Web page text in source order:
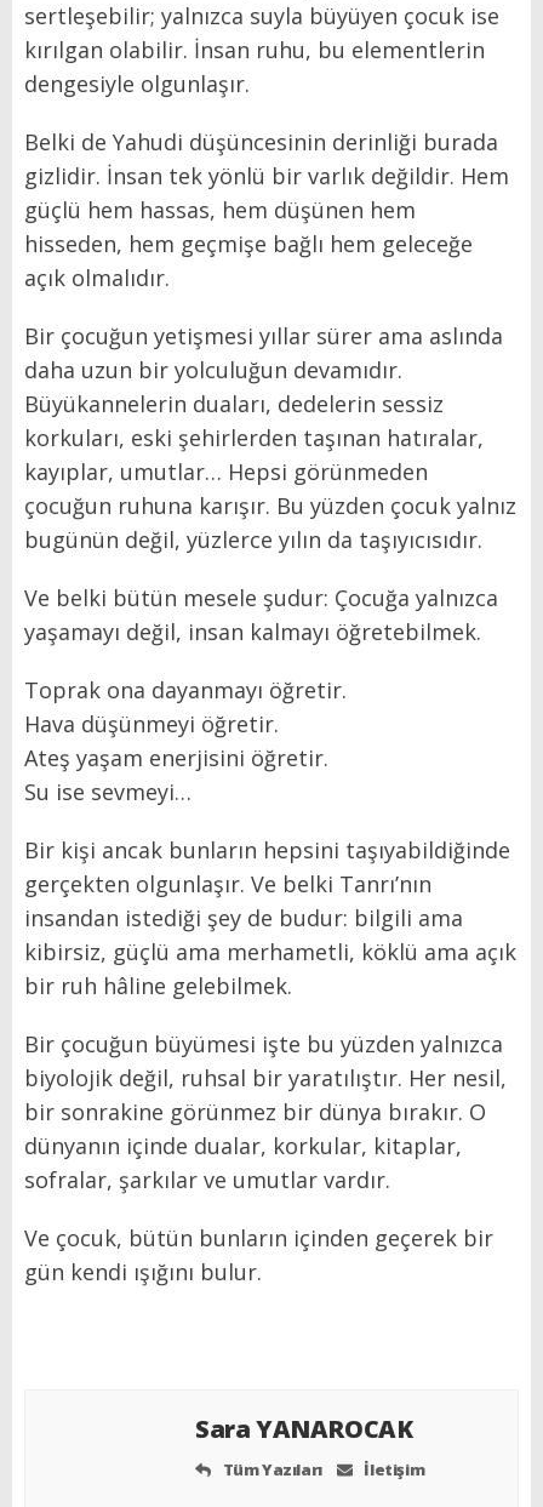
sertleşebilir; yalnızca suyla büyüyen çocuk ise
kırılgan olabilir. İnsan ruhu, bu elementlerin
dengesiyle olgunlaşır.
Belki de Yahudi düşüncesinin derinliği burada
gizlidir. İnsan tek yönlü bir varlık değildir. Hem
güçlü hem hassas, hem düşünen hem
hisseden, hem geçmişe bağlı hem geleceğe
açık olmalıdır.
Bir çocuğun yetişmesi yıllar sürer ama aslında
daha uzun bir yolculuğun devamıdır.
Büyükannelerin duaları, dedelerin sessiz
korkuları, eski şehirlerden taşınan hatıralar,
kayıplar, umutlar… Hepsi görünmeden
çocuğun ruhuna karışır. Bu yüzden çocuk yalnız
bugünün değil, yüzlerce yılın da taşıyıcısıdır.
Ve belki bütün mesele şudur: Çocuğa yalnızca
yaşamayı değil, insan kalmayı öğretebilmek.
Toprak ona dayanmayı öğretir.
Hava düşünmeyi öğretir.
Ateş yaşam enerjisini öğretir.
Su ise sevmeyi…
Bir kişi ancak bunların hepsini taşıyabildiğinde
gerçekten olgunlaşır. Ve belki Tanrı’nın
insandan istediği şey de budur: bilgili ama
kibirsiz, güçlü ama merhametli, köklü ama açık
bir ruh hâline gelebilmek.
Bir çocuğun büyümesi işte bu yüzden yalnızca
biyolojik değil, ruhsal bir yaratılıştır. Her nesil,
bir sonrakine görünmez bir dünya bırakır. O
dünyanın içinde dualar, korkular, kitaplar,
sofralar, şarkılar ve umutlar vardır.
Ve çocuk, bütün bunların içinden geçerek bir
gün kendi ışığını bulur.
Sara YANAROCAK
Tüm Yazıları İletişim